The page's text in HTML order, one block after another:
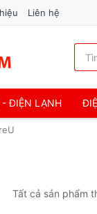
Liên hệ
ĐIỆN LẠNH
Tất cả sản phẩm